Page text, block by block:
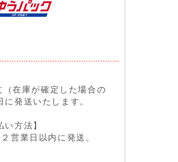
在庫が確定した場合の
発送いたします。
い方法】
営業日以内に発送。